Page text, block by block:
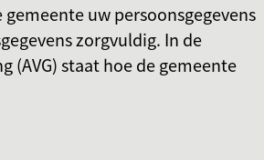
uw persoonsgegevens
zorgvuldig. In de
(AVG) staat hoe de gemeente